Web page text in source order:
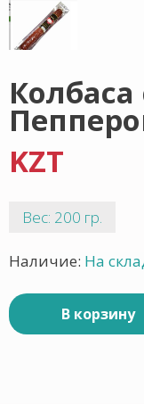
KZT
Вес: 200 гр.
Наличие: На
В корзину